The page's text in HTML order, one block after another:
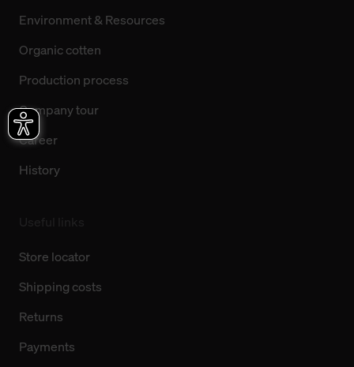
Environment & Resources
Organic cotten
Production process
Company tour
Career
History
Store locator
Shipping costs
Returns
Payments